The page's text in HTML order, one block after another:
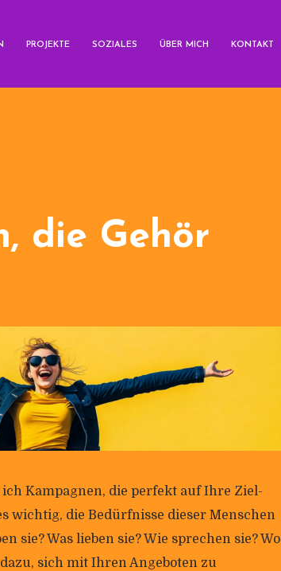
PRO­JEKTE SOZIALES ÜBER MICH KON­TAKT
die Gehör
Kam­pa­gnen, die per­fekt auf Ihre Ziel­
wichtig, die Bedürf­nisse dieser Men­schen
sie? Was lieben sie? Wie sprechen sie? Wo
sich mit Ihren Ange­boten zu